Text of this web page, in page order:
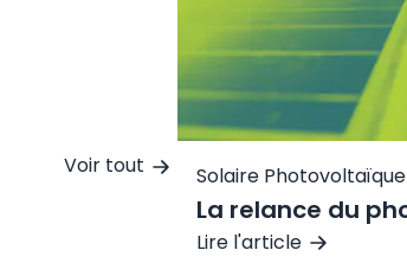
Voir tout Solaire Photovoltaïque
La relance du
Lire l'article